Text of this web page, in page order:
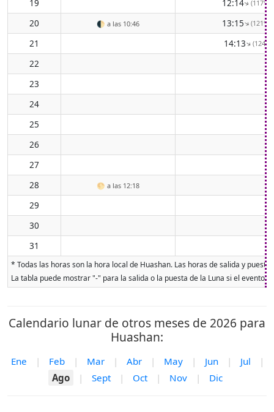
19 12:14↑(117°
20 🌓 a las 10:46 13:15↑(121°
21 14:13↑(124°
22
23
24
25
26
27
28
🌕 a las 12:18
29
30
31
* Todas las horas son la hora local de Huashan. Las horas de salida y
La tabla puede mostrar "-" para la salida o la puesta de la Luna si el evento
Calendario lunar de otros meses de 2026 para
Huashan:
Ene | Feb | Mar | Abr | May | Jun | Jul
|
Ago
| Sept | Oct | Nov | Dic